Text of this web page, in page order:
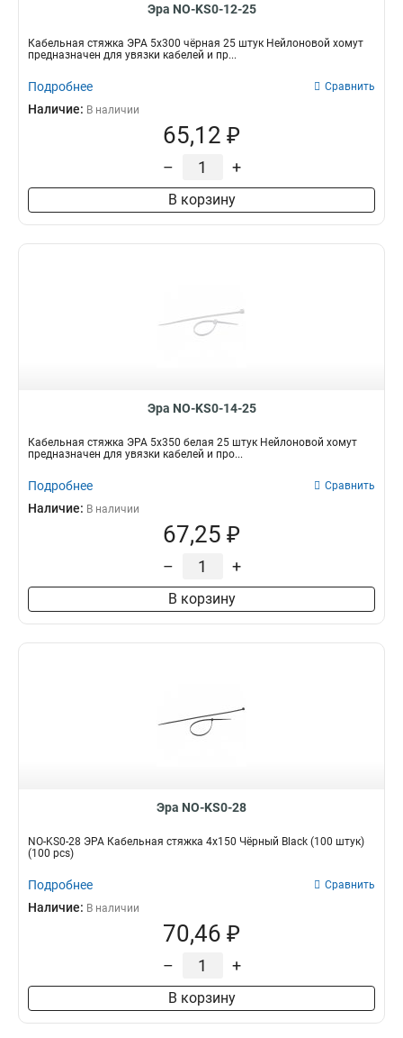
Эра NO-KS0-12-25
Кабельная стяжка ЭРА 5x300 чёрная 25 штук Нейлоновой хомут
предназначен для увязки кабелей и пр...
Подробнее Сравнить
Наличие: В наличии
65,12 ₽
– +
В корзину
Эра NO-KS0-14-25
Кабельная стяжка ЭРА 5х350 белая 25 штук Нейлоновой хомут
предназначен для увязки кабелей и про...
Подробнее Сравнить
Наличие: В наличии
67,25 ₽
– +
В корзину
Эра NO-KS0-28
NO-KS0-28 ЭРА Кабельная стяжка 4х150 Чёрный Black (100 штук)
(100 pcs)
Подробнее Сравнить
Наличие: В наличии
70,46 ₽
– +
В корзину